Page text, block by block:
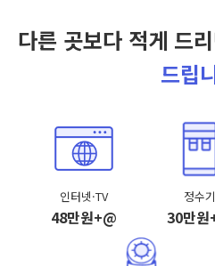
다른 곳보다 적게 드
드립
인터넷·TV
48만원+@
정수기
30만원